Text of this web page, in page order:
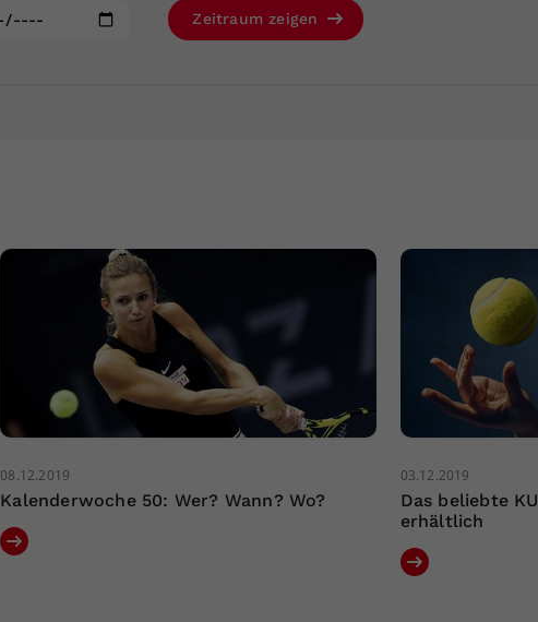
Zeitraum zeigen
08.12.2019
Kalenderwoche 50: Wer? Wann? Wo?
03.12.2019
Das beliebte
erhältlich
Ihrer vorgenommen Einstellungen, falls der